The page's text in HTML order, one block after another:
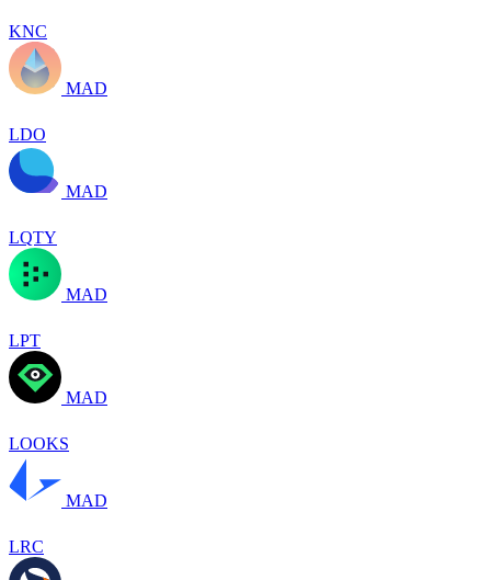
KNC
MAD
LDO
MAD
LQTY
MAD
LPT
MAD
LOOKS
MAD
LRC